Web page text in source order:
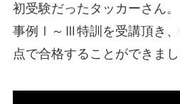
初受験だったタッカーさん。
事例Ⅰ～Ⅲ特訓を受講頂き、
点で合格することができまし